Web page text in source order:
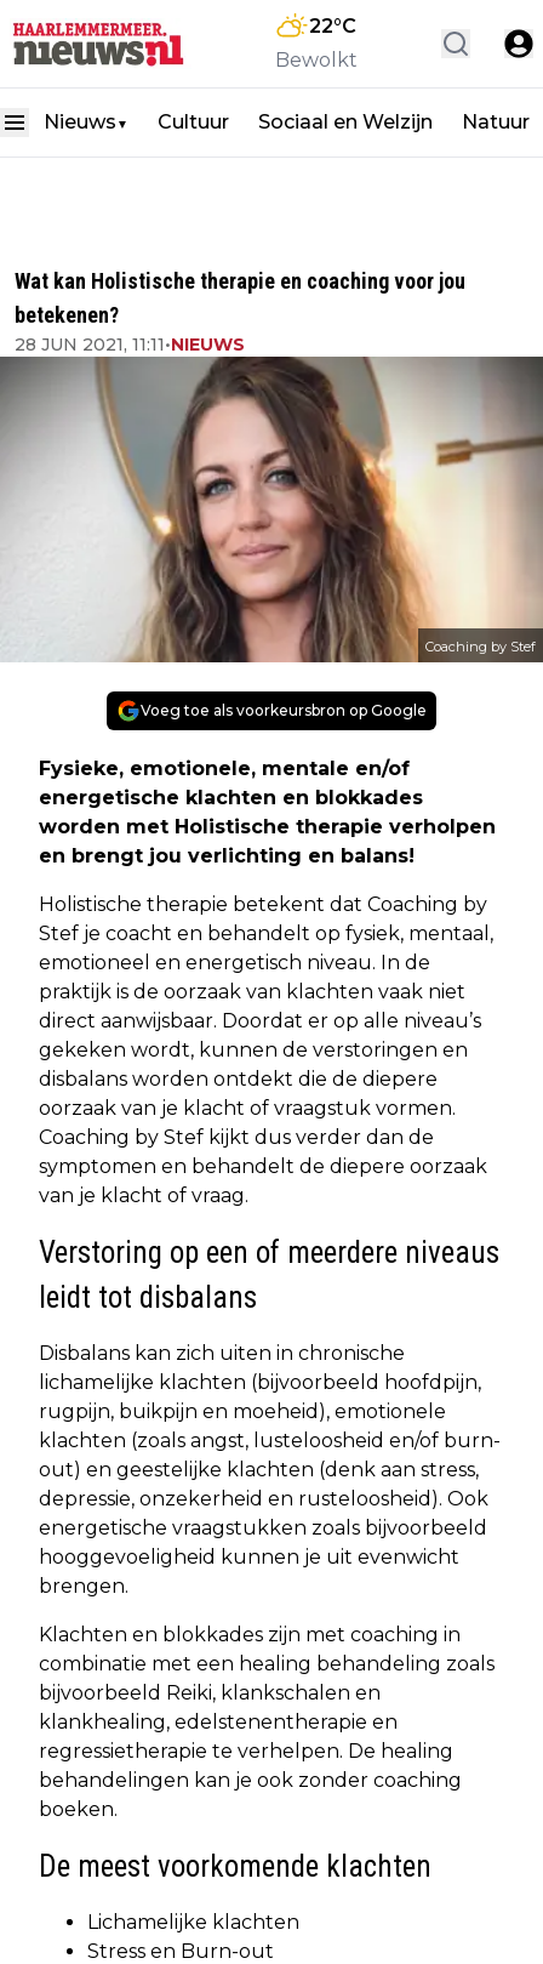
22°C
Bewolkt
Nieuws ▼ Cultuur Sociaal en Welzijn Natuur
Wat kan Holistische therapie en coaching voor jou
betekenen?
28 JUN 2021, 11:11•NIEUWS
Coaching by Stef
Voeg toe als voorkeursbron op Google
Fysieke, emotionele, mentale en/of
energetische klachten en blokkades
worden met Holistische therapie verholpen
en brengt jou verlichting en balans!
Holistische therapie betekent dat Coaching by
Stef je coacht en behandelt op fysiek, mentaal,
emotioneel en energetisch niveau. In de
praktijk is de oorzaak van klachten vaak niet
direct aanwijsbaar. Doordat er op alle niveau’s
gekeken wordt, kunnen de verstoringen en
disbalans worden ontdekt die de diepere
oorzaak van je klacht of vraagstuk vormen.
Coaching by Stef kijkt dus verder dan de
symptomen en behandelt de diepere oorzaak
van je klacht of vraag.
Verstoring op een of meerdere niveaus
leidt tot disbalans
Disbalans kan zich uiten in chronische
lichamelijke klachten (bijvoorbeeld hoofdpijn,
rugpijn, buikpijn en moeheid), emotionele
klachten (zoals angst, lusteloosheid en/of burn-
out) en geestelijke klachten (denk aan stress,
depressie, onzekerheid en rusteloosheid). Ook
energetische vraagstukken zoals bijvoorbeeld
hooggevoeligheid kunnen je uit evenwicht
brengen.
Klachten en blokkades zijn met coaching in
combinatie met een healing behandeling zoals
bijvoorbeeld Reiki, klankschalen en
klankhealing, edelstenentherapie en
regressietherapie te verhelpen. De healing
behandelingen kan je ook zonder coaching
boeken.
De meest voorkomende klachten
Lichamelijke klachten
Stress en Burn-out